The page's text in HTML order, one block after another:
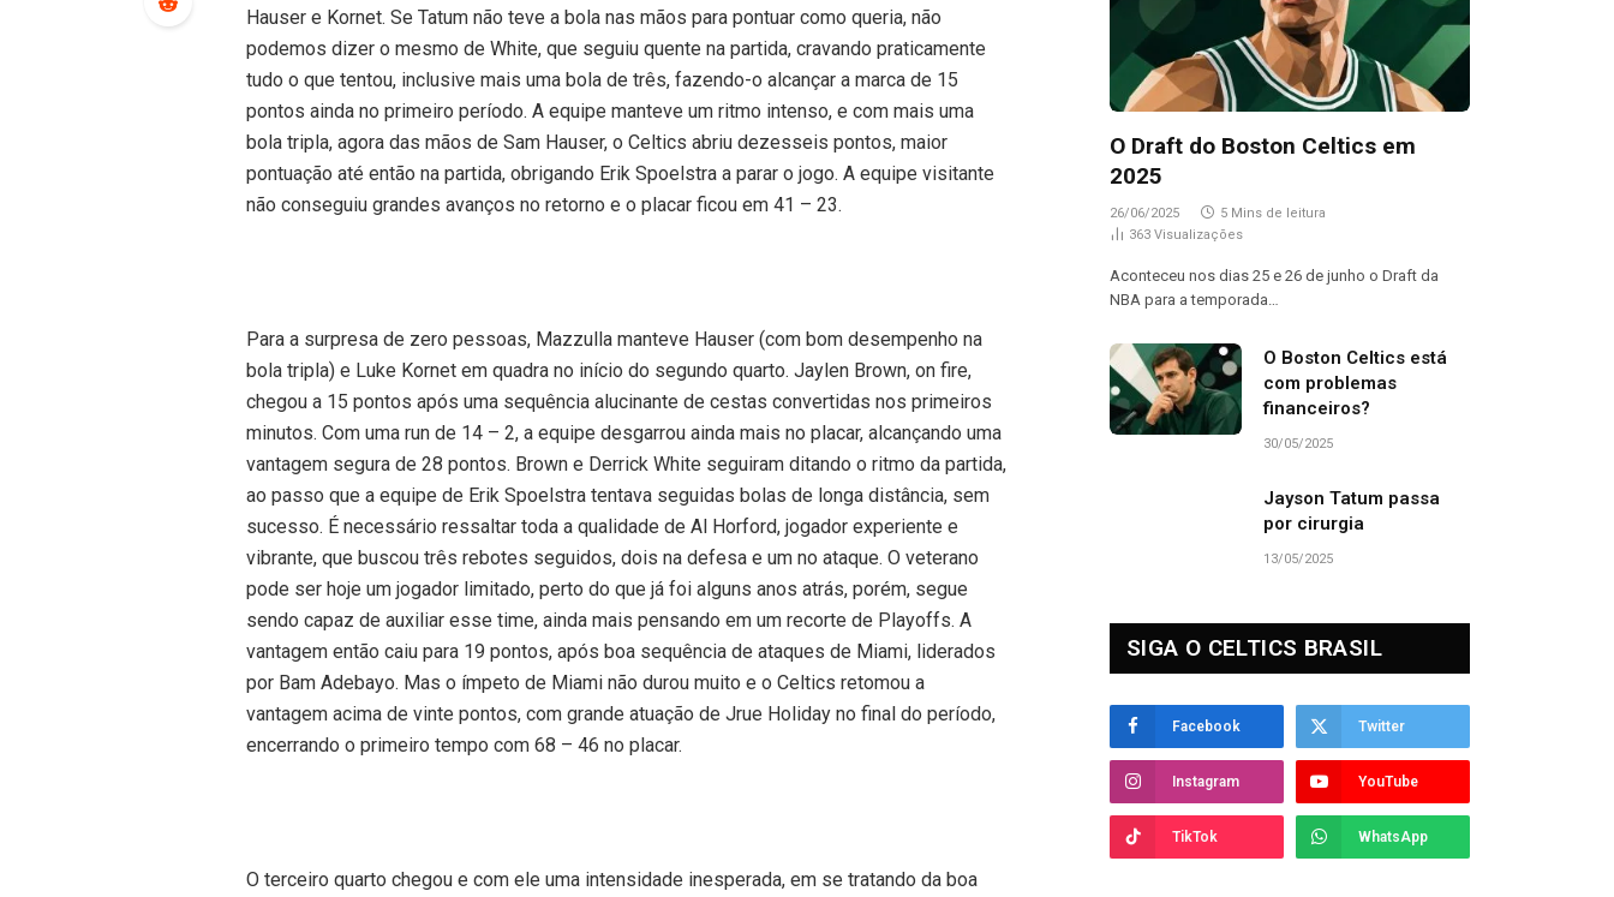
Hauser e Kornet. Se Tatum não teve a bola nas mãos para pontuar como queria, não
podemos dizer o mesmo de White, que seguiu quente na partida, cravando praticamente
tudo o que tentou, inclusive mais uma bola de três, fazendo-o alcançar a marca de 15
pontos ainda no primeiro período. A equipe manteve um ritmo intenso, e com mais uma
bola tripla, agora das mãos de Sam Hauser, o Celtics abriu dezesseis pontos, maior
pontuação até então na partida, obrigando Erik Spoelstra a parar o jogo. A equipe visitante
não conseguiu grandes avanços no retorno e o placar ficou em 41 – 23.
Para a surpresa de zero pessoas, Mazzulla manteve Hauser (com bom desempenho na
bola tripla) e Luke Kornet em quadra no início do segundo quarto. Jaylen Brown, on fire,
chegou a 15 pontos após uma sequência alucinante de cestas convertidas nos primeiros
minutos. Com uma run de 14 – 2, a equipe desgarrou ainda mais no placar, alcançando uma
vantagem segura de 28 pontos. Brown e Derrick White seguiram ditando o ritmo da partida,
ao passo que a equipe de Erik Spoelstra tentava seguidas bolas de longa distância, sem
sucesso. É necessário ressaltar toda a qualidade de Al Horford, jogador experiente e
vibrante, que buscou três rebotes seguidos, dois na defesa e um no ataque. O veterano
pode ser hoje um jogador limitado, perto do que já foi alguns anos atrás, porém, segue
sendo capaz de auxiliar esse time, ainda mais pensando em um recorte de Playoffs. A
vantagem então caiu para 19 pontos, após boa sequência de ataques de Miami, liderados
por Bam Adebayo. Mas o ímpeto de Miami não durou muito e o Celtics retomou a
vantagem acima de vinte pontos, com grande atuação de Jrue Holiday no final do período,
encerrando o primeiro tempo com 68 – 46 no placar.
O terceiro quarto chegou e com ele uma intensidade inesperada, em se tratando da boa
O Draft do Boston Celtics em
2025
26/06/2025
5 Mins de leitura
363 Visualizações
Aconteceu nos dias 25 e 26 de junho o Draft da
NBA para a temporada…
O Boston Celtics está
com problemas
financeiros?
30/05/2025
Jayson Tatum passa
por cirurgia
13/05/2025
SIGA O CELTICS BRASIL
Facebook Twitter
Instagram YouTube
TikTok WhatsApp